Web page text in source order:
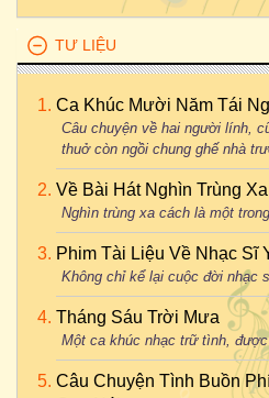
TƯ LIỆU
Ca Khúc Mười Năm Tái
Câu chuyện về hai người lính,
thuở còn ngồi chung ghế nhà
Về Bài Hát Nghìn Trùng
Nghìn trùng xa cách là một
Phim Tài Liệu Về Nhạc Sĩ
Không chỉ kể lại cuộc đời nhạc
Tháng Sáu Trời Mưa
Một ca khúc nhạc trữ tình,
Câu Chuyện Tình Buồn